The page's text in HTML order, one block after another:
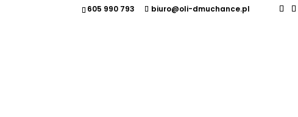
605 990 793 biuro@oli-dmuchance.pl